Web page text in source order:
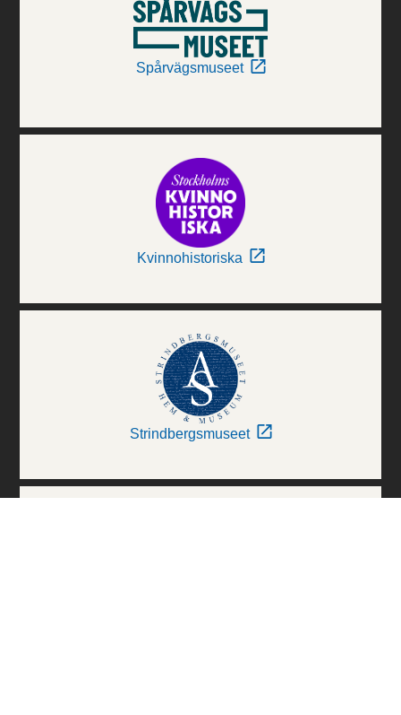
Spårvägsmuseet
Kvinnohistoriska
Strindbergsmuseet